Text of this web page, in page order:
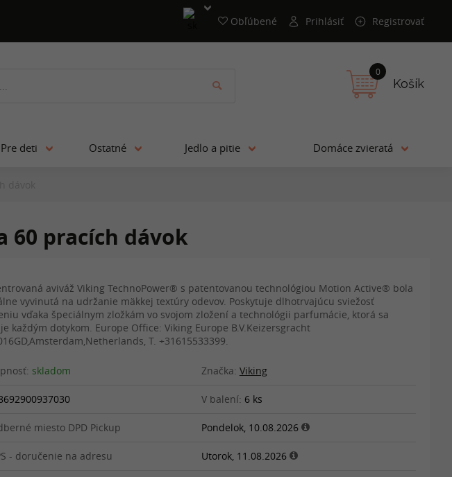
Obľúbené Prihlásiť Registrovať
0
Košík
Pre deti Ostatné Jedlo a pitie Domáce zvieratá
60 pracích dávok
aviváž Viking TechnoPower® s patentovanou technológiou Motion Active® bola
vyvinutá na udržanie mäkkej textúry odevov. Poskytuje dlhotrvajúcu sviežosť
vďaka špeciálnym zložkám vo svojom zložení a technológii parfumácie, ktorá sa
každým dotykom. Europe Office: Viking Europe B.V.Keizersgracht
T. +31615533399.
skladom Značka: Viking
V balení: 6 ks
miesto DPD Pickup Pondelok, 10.08.2026
- doručenie na adresu Utorok, 11.08.2026